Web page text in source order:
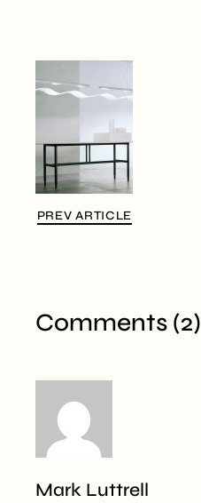
PREV ARTICLE
Comments (2)
Mark Luttrell